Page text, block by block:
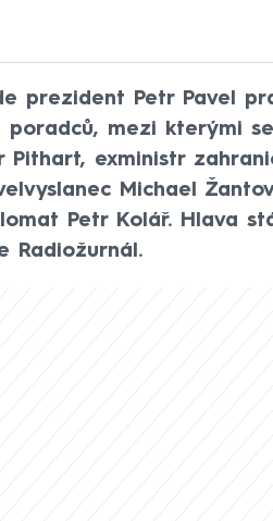
prezident Petr Pavel
mezi kterými
exministr
Michael
Petr Kolář. Hlava
Radiožurnál.